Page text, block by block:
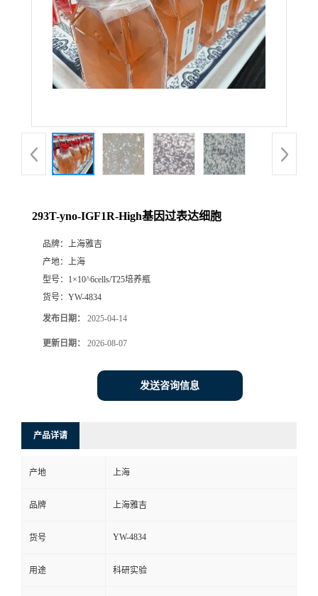
293T-yno-IGF1R-High基因过表达细胞
品牌： 上海雅吉
产地： 上海
型号： 1×10^6cells/T25培养瓶
货号： YW-4834
发布日期： 2025-04-14
更新日期： 2026-08-07
发送咨询信息
产品详请
产地 上海
品牌 上海雅吉
货号 YW-4834
用途 科研实验